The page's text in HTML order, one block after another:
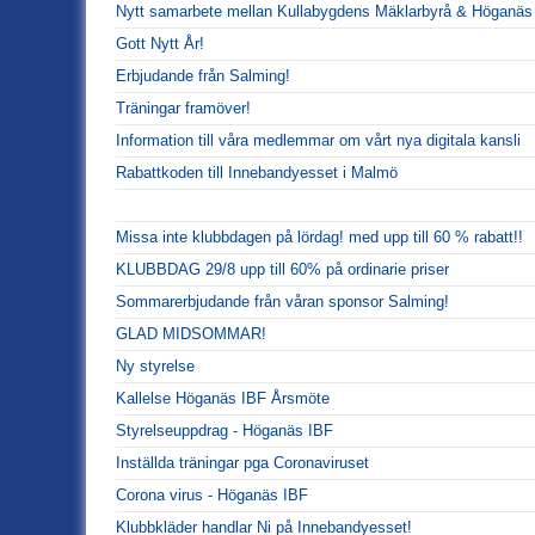
Nytt samarbete mellan Kullabygdens Mäklarbyrå &
Gott Nytt År!
Erbjudande från Salming!
Träningar framöver!
Information till våra medlemmar om vårt nya digitala kansli
Rabattkoden till Innebandyesset i Malmö
Missa inte klubbdagen på lördag! med upp till 60 % rabatt!!
KLUBBDAG 29/8 upp till 60% på ordinarie priser
Sommarerbjudande från våran sponsor Salming!
GLAD MIDSOMMAR!
Ny styrelse
Kallelse Höganäs IBF Årsmöte
Styrelseuppdrag - Höganäs IBF
Inställda träningar pga Coronaviruset
Corona virus - Höganäs IBF
Klubbkläder handlar Ni på Innebandyesset!